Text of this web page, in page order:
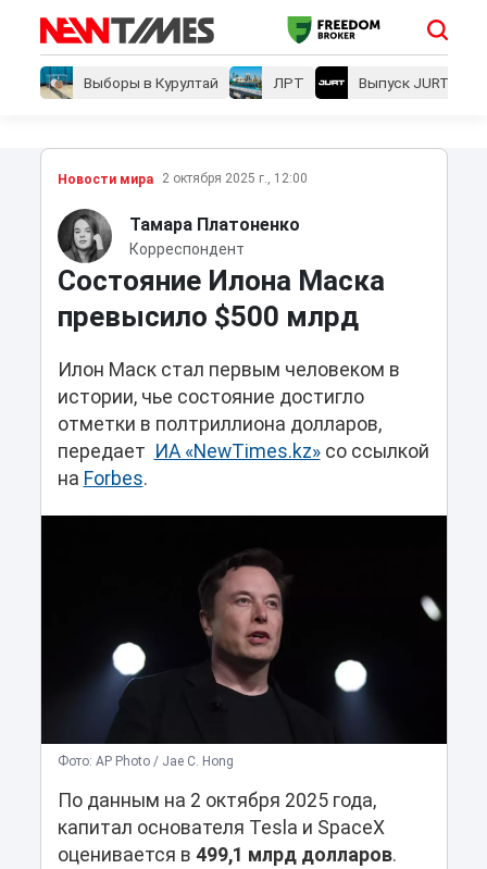
Выборы в Курултай ЛРТ Выпуск JURT
Новости мира 2 октября 2025 г., 12:00
Тамара Платоненко
Корреспондент
Состояние Илона Маска
превысило $500 млрд
Илон Маск стал первым человеком в
истории, чье состояние достигло
отметки в полтриллиона долларов,
передает ИА «NewTimes.kz»со ссылкой
на Forbes.
Фото: AP Photo / Jae C. Hong
По данным на 2 октября 2025 года,
капитал основателя Tesla и SpaceX
оценивается в 499,1 млрд долларов.